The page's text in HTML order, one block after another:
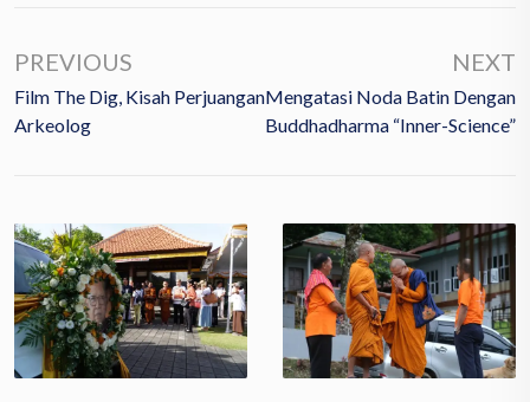
PREVIOUS
Film The Dig, Kisah Perjuangan
Arkeolog
NEXT
Mengatasi Noda Batin Dengan
Buddhadharma “Inner-Science”